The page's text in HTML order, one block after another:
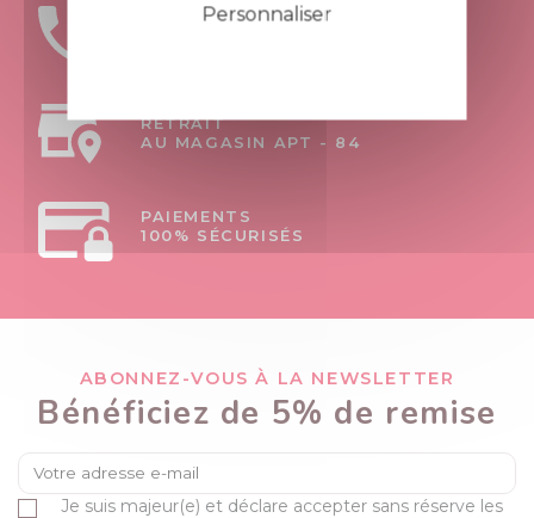
UNE ÉQUIPE
RETRAIT
AU MAGASIN APT - 84
PAIEMENTS
100% SÉCURISÉS
ABONNEZ-VOUS À LA NEWSLETTER
Bénéficiez de 5% de remise
Je suis majeur(e) et déclare accepter sans réserve les
Personnaliser